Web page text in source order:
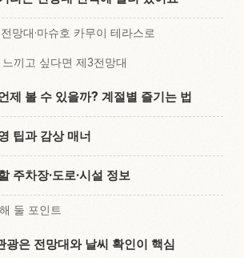
망대·마슈호 카무이 테라스로
끼고 싶다면 제3전망대
제 볼 수 있을까? 계절별 즐기는 법
팁과 감상 매너
주차장·도로·시설 정보
둘 포인트
광은 전망대와 날씨 확인이 핵심